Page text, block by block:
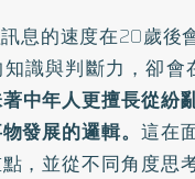
息的速度在20歲後
識與判斷力，卻
中年人更擅長從紛
發展的邏輯。這在
，並從不同角度思